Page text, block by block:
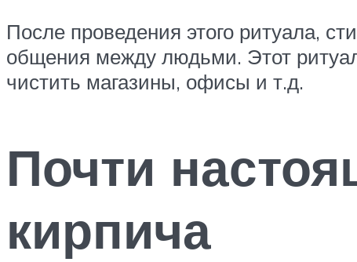
После проведения этого ритуала,
общения между людьми. Этот
чистить магазины, офисы и т.д.
Почти
кирпича